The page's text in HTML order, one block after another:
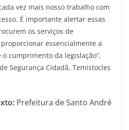
vez mais nosso trabalho com
É importante alertar essas
os serviços de
essencialmente a
cumprimento da legislação”,
Segurança Cidadã, Temistocles
Prefeitura de Santo André